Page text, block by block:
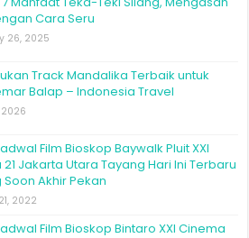
Cara Seru
26, 2025
Track Mandalika Terbaik untuk
Balap – Indonesia Travel
2026
Film Bioskop Baywalk Pluit XXI
Jakarta Utara Tayang Hari Ini Terbaru
Akhir Pekan
2022
Film Bioskop Bintaro XXI Cinema